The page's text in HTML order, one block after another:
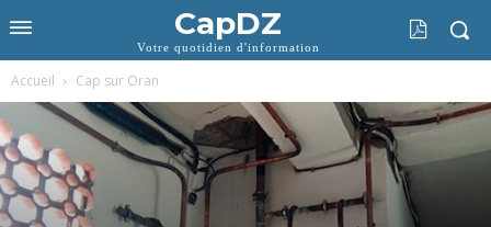
CapDZ
Votre quotidien d'information
Accueil Cap sur Oran